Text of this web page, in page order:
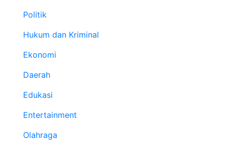
Politik
Hukum dan Kriminal
Ekonomi
Daerah
Edukasi
Entertainment
Olahraga